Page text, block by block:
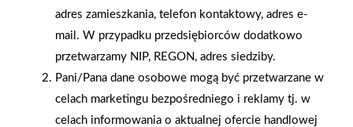
adres zamieszkania, telefon kontaktowy, adres e-
mail. W przypadku przedsiębiorców dodatkowo
przetwarzamy NIP, REGON, adres siedziby.
Pani/Pana dane osobowe mogą być przetwarzane w
celach marketingu bezpośredniego i reklamy tj. w
celach informowania o aktualnej ofercie handlowej